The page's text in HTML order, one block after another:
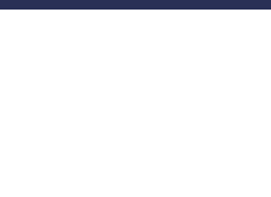
поєднуються з